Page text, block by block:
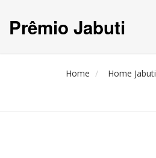
Prêmio Jabuti
Home Home Jabuti